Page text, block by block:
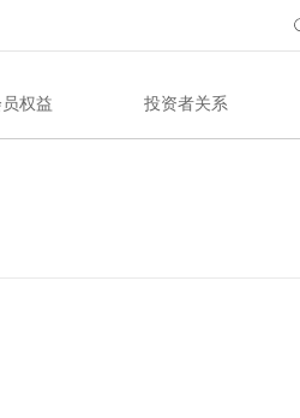
权益 投资者关系